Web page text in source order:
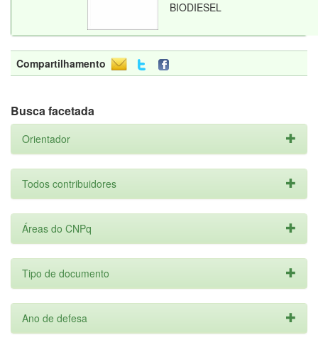
BIODIESEL
Compartilhamento
Busca facetada
Orientador
Todos contribuidores
Áreas do CNPq
Tipo de documento
Ano de defesa